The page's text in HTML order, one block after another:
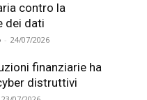
contro la
dei dati
- 24/07/2026
finanziarie ha
distruttivi